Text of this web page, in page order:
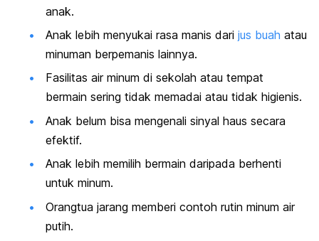
anak.
Anak lebih menyukai rasa manis dari jus buah atau
minuman berpemanis lainnya.
Fasilitas air minum di sekolah atau tempat
bermain sering tidak memadai atau tidak higienis.
Anak belum bisa mengenali sinyal haus secara
efektif.
Anak lebih memilih bermain daripada berhenti
untuk minum.
Orangtua jarang memberi contoh rutin minum air
putih.